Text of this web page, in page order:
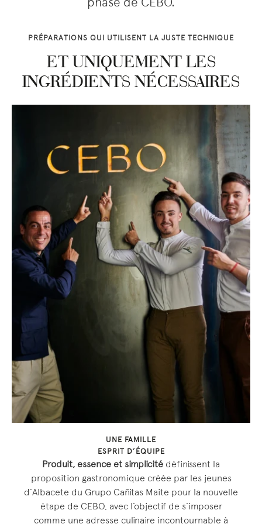
phase de CEBO.
PRÉPARATIONS QUI UTILISENT LA JUSTE TECHNIQUE
ET UNIQUEMENT LES
INGRÉDIENTS NÉCESSAIRES
UNE FAMILLE
ESPRIT D’ÉQUIPE
Produit, essence et simplicité définissent la
proposition gastronomique créée par les jeunes
d’Albacete du Grupo Cañitas Maite pour la nouvelle
étape de CEBO, avec l’objectif de s’imposer
comme une adresse culinaire incontournable à